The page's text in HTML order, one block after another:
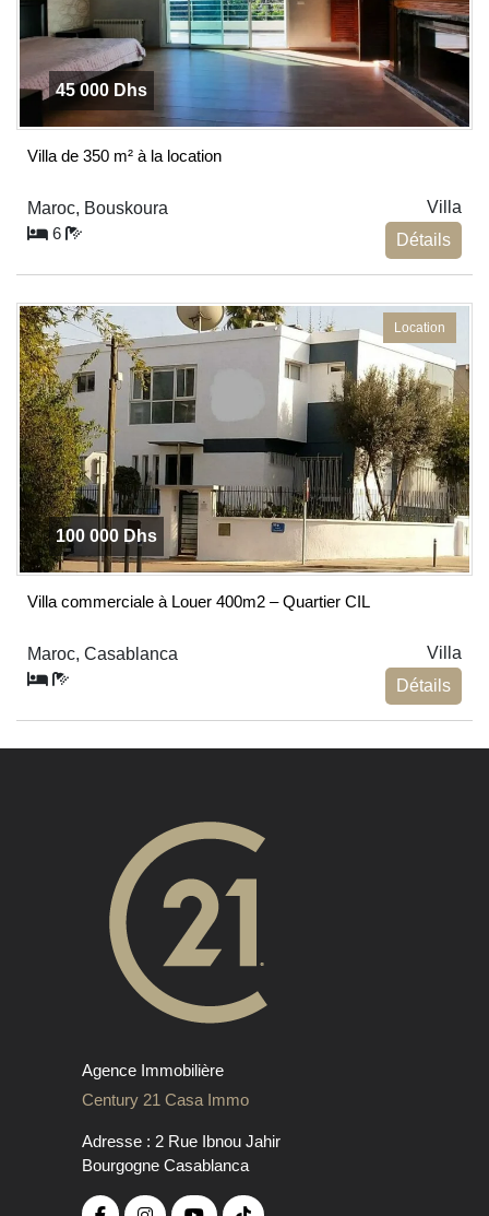
45 000 Dhs
Villa de 350 m² à la location
Maroc, Bouskoura
Villa
6
Détails
Location
100 000 Dhs
Villa commerciale à Louer 400m2 – Quartier CIL
Maroc, Casablanca
Villa
Détails
Agence Immobilière
Century 21 Casa Immo
Adresse : 2 Rue Ibnou Jahir
Bourgogne Casablanca